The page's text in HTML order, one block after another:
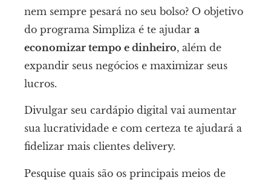
nem sempre pesará no seu bolso? O objetivo
do programa Simpliza é te ajudar a
economizar tempo e dinheiro, além de
expandir seus negócios e maximizar seus
lucros.
Divulgar seu cardápio digital vai aumentar
sua lucratividade e com certeza te ajudará a
fidelizar mais clientes delivery.
Pesquise quais são os principais meios de